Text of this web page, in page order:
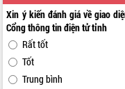
Xin ý kiến đánh giá về giao
Cổng thông tin điện tử tỉnh
Rất tốt
Tốt
Trung bình